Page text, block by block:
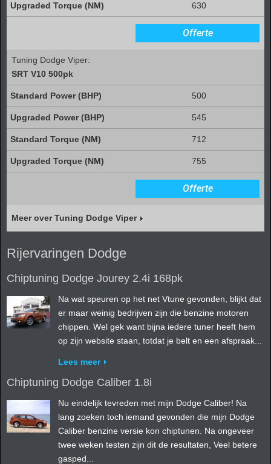
630
Offerte
Tuning Dodge Viper:
SRT V10 500pk
500
545
712
755
Offerte
Meer over Tuning Dodge Viper
Rijervaringen Dodge
Chiptuning Dodge Jourey 2.4i 168pk
Na wat speuren op het net Vtune gevonden, blijkt dat
er maar weinig bedrijven zijn die benzine motoren
chippen. Wel gek want bijna iedere tuner heeft hem
op zijn website staan, totdat je belt en een afspraak...
Lees meer
Chiptuning Dodge Caliber 1.8i
Nu eindelijk tevreden met mijn Dodge Caliber! Na
lang zoeken toch iemand gevonden die mijn Dodge
Caliber benzine versie kon chiptunen. Na ongeveer
twee weken testen zijn dit de resultaten, Veel betere
gasped...